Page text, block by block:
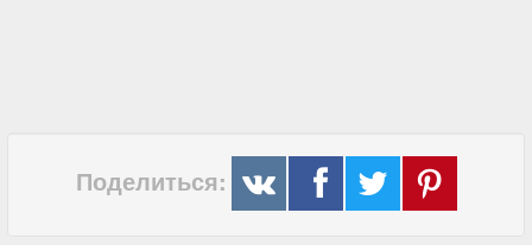
Поделиться: